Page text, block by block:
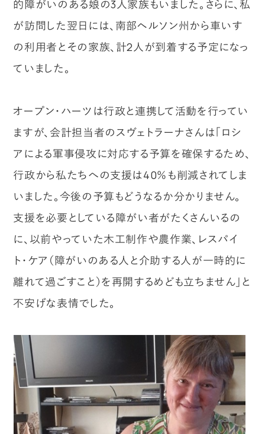
的障がいのある娘の3人家族もいました。さらに、私
が訪問した翌日には、南部ヘルソン州から車いす
の利用者とその家族、計2人が到着する予定になっ
ていました。
オープン・ハーツは行政と連携して活動を行ってい
ますが、会計担当者のスヴェトラーナさんは「ロシ
アによる軍事侵攻に対応する予算を確保するため、
行政から私たちへの支援は40％も削減されてしま
いました。今後の予算もどうなるか分かりません。
支援を必要としている障がい者がたくさんいるの
に、以前やっていた木工制作や農作業、レスパイ
ト・ケア（障がいのある人と介助する人が一時的に
離れて過ごすこと）を再開するめども立ちません」と
不安げな表情でした。